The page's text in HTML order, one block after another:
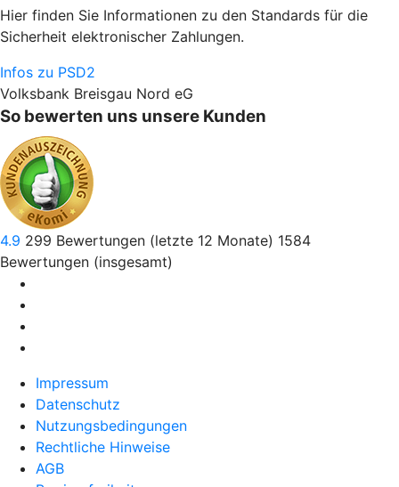
Hier finden Sie Informationen zu den Standards für die
Sicherheit elektronischer Zahlungen.
Infos zu PSD2
Volksbank Breisgau Nord eG
So bewerten uns unsere Kunden
4.9 299 Bewertungen (letzte 12 Monate) 1584
Bewertungen (insgesamt)
Impressum
Datenschutz
Nutzungsbedingungen
Rechtliche Hinweise
AGB